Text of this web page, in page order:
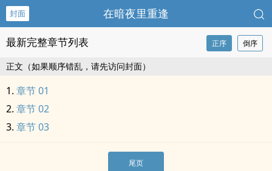
封面 在暗夜里重逢
最新完整章节列表 正序 倒序
正文（如果顺序错乱，请先访问封面）
章节 01
章节 02
章节 03
尾页